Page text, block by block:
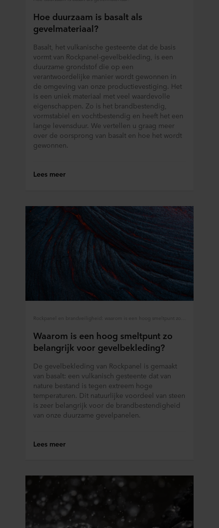
Hoe duurzaam is basalt als
gevelmateriaal?
Basalt, het vulkanische gesteente dat de basis
vormt van Rockpanel-gevelbekleding, is een
duurzame grondstof die op een
verantwoordelijke manier wordt gewonnen in
de omgeving van onze productievestiging. Het
is een uniek materiaal met veel waardevolle
eigenschappen. Zo is het brandbestendig,
vormstabiel en vochtbestendig en heeft het een
lange levensduur. We vertellen u graag meer
over de oorsprong van basalt en hoe het wordt
gewonnen.
Lees meer
Waarom is een hoog smeltpunt zo
belangrijk voor gevelbekleding?
De gevelbekleding van Rockpanel is gemaakt
van basalt: een vulkanisch gesteente dat van
nature bestand is tegen extreem hoge
temperaturen. Dit natuurlijke voordeel van steen
is zeer belangrijk voor de brandbestendigheid
van onze duurzame gevelpanelen.
Lees meer